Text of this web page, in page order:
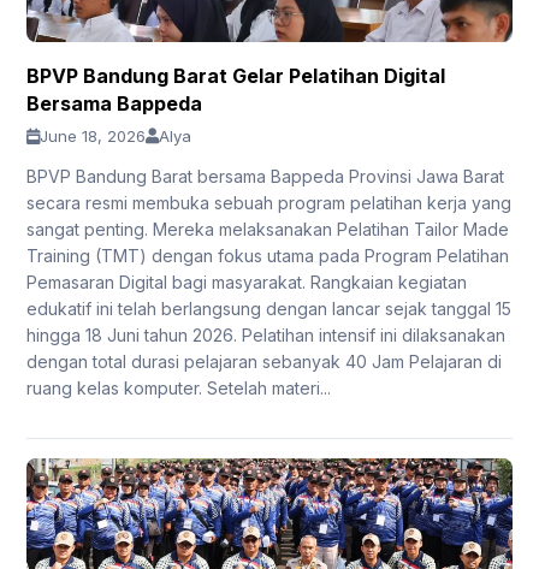
BPVP Bandung Barat Gelar Pelatihan Digital
Bersama Bappeda
June 18, 2026 Alya
BPVP Bandung Barat bersama Bappeda Provinsi Jawa Barat
secara resmi membuka sebuah program pelatihan kerja yang
sangat penting. Mereka melaksanakan Pelatihan Tailor Made
Training (TMT) dengan fokus utama pada Program Pelatihan
Pemasaran Digital bagi masyarakat. Rangkaian kegiatan
edukatif ini telah berlangsung dengan lancar sejak tanggal 15
hingga 18 Juni tahun 2026. Pelatihan intensif ini dilaksanakan
dengan total durasi pelajaran sebanyak 40 Jam Pelajaran di
ruang kelas komputer. Setelah materi...